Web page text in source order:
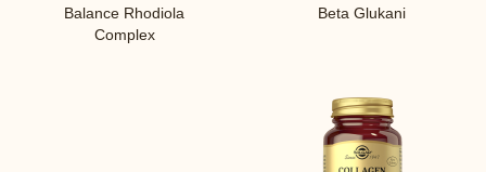
Balance Rhodiola
Complex
Beta Glukani